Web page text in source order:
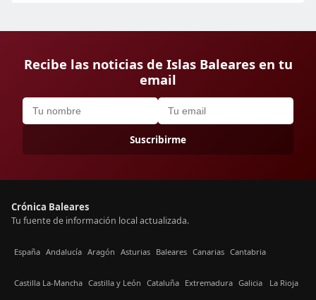
Recibe las noticias de Islas Baleares en tu
email
Suscribirme
Crónica Baleares
Tu fuente de información local actualizada.
España Andalucía Aragón Asturias Baleares Canarias Cantabria
Castilla La-Mancha Castilla y León Cataluña Extremadura Galicia La Rioja